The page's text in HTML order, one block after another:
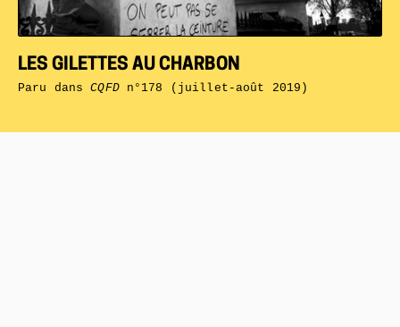
LES GILETTES AU CHARBON
Paru dansCQFDn°178 (juillet-août 2019)